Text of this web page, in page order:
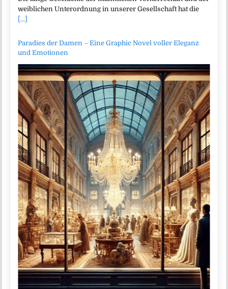
weiblichen Unterordnung in unserer Gesellschaft hat die
[...]
Paradies der Damen – Eine Graphic Novel voller Eleganz
und Emotionen